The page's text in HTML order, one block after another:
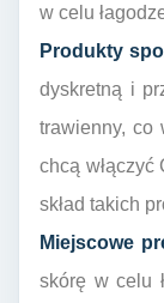
w celu
Produkty
dyskretną i
trawienny, co
chcą
skład takich
Miejscowe
skórę w celu